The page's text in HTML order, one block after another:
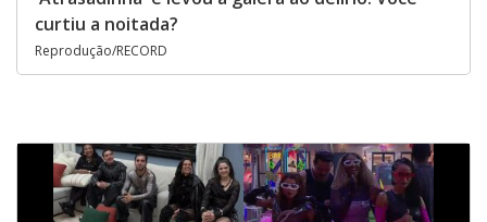
curtiu a noitada?
Reprodução/RECORD